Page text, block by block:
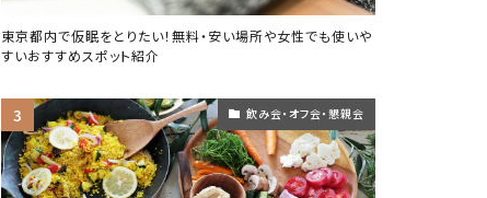
東京都内で仮眠をとりたい！無料・安い場所や女性でも使いや
すいおすすめスポット紹介
飲み会・オフ会・懇親会